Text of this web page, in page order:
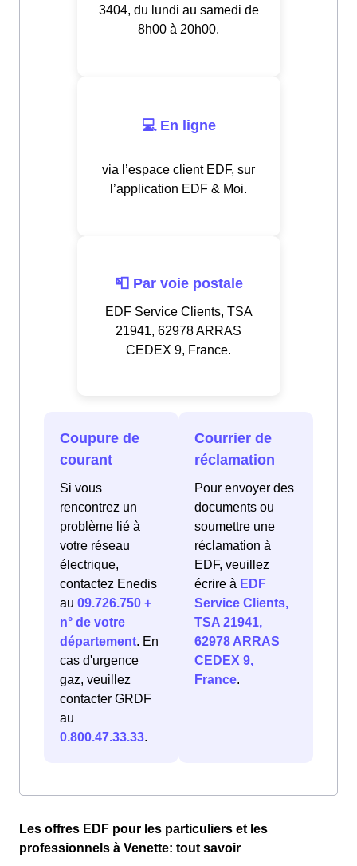
3404, du lundi au samedi de
8h00 à 20h00.
💻 En ligne
via l’espace client EDF, sur
l’application EDF & Moi.
📮 Par voie postale
EDF Service Clients, TSA
21941, 62978 ARRAS
CEDEX 9, France.
Coupure de
courant
Si vous
rencontrez un
problème lié à
votre réseau
électrique,
contactez Enedis
au 09.726.750 +
n° de votre
département. En
cas d'urgence
gaz, veuillez
contacter GRDF
au
0.800.47.33.33.
Courrier de
réclamation
Pour envoyer des
documents ou
soumettre une
réclamation à
EDF, veuillez
écrire à EDF
Service Clients,
TSA 21941,
62978 ARRAS
CEDEX 9,
France.
Les offres EDF pour les particuliers et les
professionnels à Venette: tout savoir